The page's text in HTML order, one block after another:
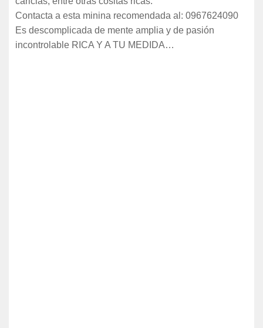
Contacta a esta minina recomendada al: 0967624090
Es descomplicada de mente amplia y de pasión
incontrolable RICA Y A TU MEDIDA…